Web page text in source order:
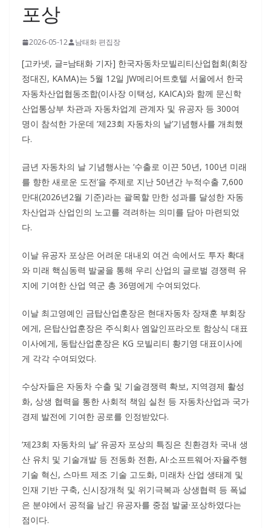
포상
2026-05-12 남태화 편집장
[고카넷, 글=남태화 기자] 한국자동차모빌리티산업협회(회장
정대진, KAMA)는 5월 12일 JW메리어트호텔 서울에서 한국
자동차산업협동조합(이사장 이택성, KAICA)와 함께 문신학
산업통상부 차관과 자동차업계 관계자 및 유공자 등 300여
명이 참석한 가운데 ‘제23회 자동차의 날’기념행사를 개최했
다.
금년 자동차의 날 기념행사는 ‘수출로 이끈 50년, 100년 미래
를 향한 새로운 도전’을 주제로 지난 50년간 누적수출 7,600
만대(2026년2월 기준)라는 괄목할 만한 성과를 달성한 자동
차산업과 산업인의 노고를 격려하는 의미를 담아 마련되었
다.
이날 유공자 포상은 어려운 대내외 여건 속에서도 투자 확대
와 미래 핵심동력 발굴을 통해 우리 산업의 글로벌 경쟁력 유
지에 기여한 산업 역군 총 36명에게 수여되었다.
이날 최고영예인 금탑산업훈장은 현대자동차 장재훈 부회장
에게, 은탑산업훈장은 주식회사 엠알인프라오토 함상식 대표
이사에게, 동탑산업훈장은 KG 모빌리티 황기영 대표이사에
게 각각 수여되었다.
수상자들은 자동차 수출 및 기술경쟁력 확보, 지역경제 활성
화, 상생 협력을 통한 사회적 책임 실천 등 자동차산업과 국가
경제 발전에 기여한 공로를 인정받았다.
‘제23회 자동차의 날’ 유공자 포상의 특징은 친환경차 국내 생
산 유치 및 기술개발 등 전동화 전환, AI·소프트웨어·자율주행
기술 혁신, 스마트 제조 기술 고도화, 미래차 산업 생태계 및
인재 기반 구축, 신시장개척 및 위기극복과 상생협력 등 폭넓
은 분야에서 공적을 남긴 유공자를 중점 발굴·포상하였다는
점이다.